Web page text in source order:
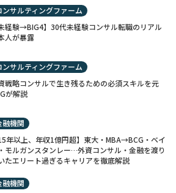
ンサルティングファーム
未経験→BIG4】30代未経験コンサル転職のリアル
人が暴露
ンサルティングファーム
戦略コンサルで生き残るための必須スキルを元
が解説
融機関
15年以上、年収1億円超】東大・MBA→BCG・ベイ
モルガンスタンレー…外資コンサル・金融を渡り
たエリート過ぎるキャリアを徹底解説
融機関